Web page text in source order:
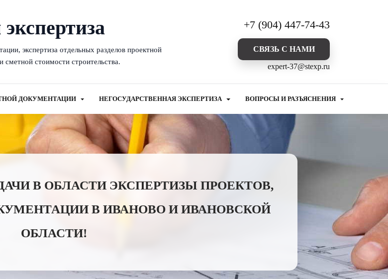
экспертиза отдельных разделов проектной
сметной стоимости строительства.
+7 (904) 447-74-43
CВЯЗЬ С НАМИ
expert-37@stexp.ru
ДОКУМЕНТАЦИИ НЕГОСУДАРСТВЕННАЯ ЭКСПЕРТИЗА ВОПРОСЫ И РАЗЪЯСНЕНИЯ
В ОБЛАСТИ ЭКСПЕРТИЗЫ ПРОЕКТОВ,
В ИВАНОВО И ИВАНОВСКОЙ
ОБЛАСТИ!